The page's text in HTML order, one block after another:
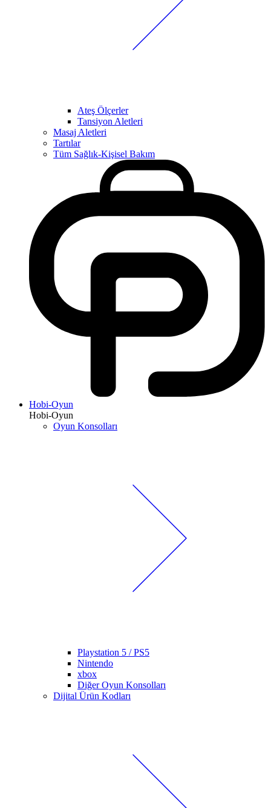
Ateş Ölçerler
Tansiyon Aletleri
Masaj Aletleri
Tartılar
Tüm Sağlık-Kişisel Bakım
Hobi-Oyun
Hobi-Oyun
Oyun Konsolları
Playstation 5 / PS5
Nintendo
xbox
Diğer Oyun Konsolları
Dijital Ürün Kodları